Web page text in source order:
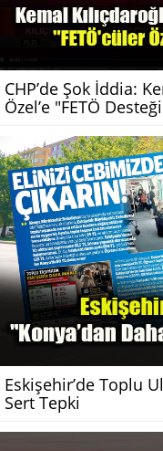
CHP’de Şok İddia:
Özel’e "FETÖ
Eskişehir’de Toplu
Sert Tepki